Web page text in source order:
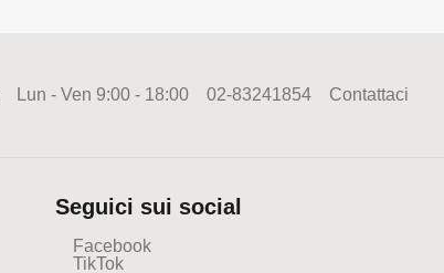
Lun - Ven 9:00 - 18:00 02-83241854 Contattaci
Seguici sui social
Facebook
TikTok